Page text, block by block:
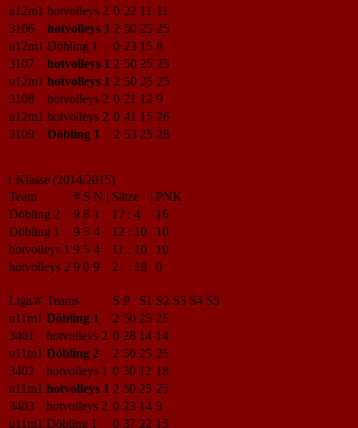
u12m1 hotvolleys 2 0 22 11 11
3106
hotvolleys 1 2 50 25 25
u12m1 Döbling 1 0 23 15 8
3107
hotvolleys 1 2 50 25 25
u12m1 hotvolleys 1 2 50 25 25
3108
hotvolleys 2 0 21 12 9
u12m1 hotvolleys 2 0 41 15 26
3109
Döbling 1 2 53 25 28
1.Klasse (2014/2015)
Team
# S N | Sätze | PNK
Döbling 2
9 8 1 17 : 4
16
Döbling 1
9 5 4 12 : 10
10
hotvolleys 1 9 5 4 11 : 10
10
hotvolleys 2 9 0 9 2 : 18 0
Liga/# Teams S P S1 S2 S3 S4 S5
u11m1 Döbling 1 2 50 25 25
3401
hotvolleys 2 0 28 14 14
u11m1 Döbling 2 2 50 25 25
3402
hotvolleys 1 0 30 12 18
u11m1 hotvolleys 1 2 50 25 25
3403
hotvolleys 2 0 23 14 9
u11m1 Döbling 1 0 37 22 15